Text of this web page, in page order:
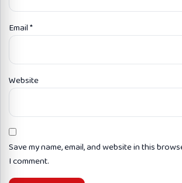
Email*
Website
Save my name, email, and website in this
I comment.